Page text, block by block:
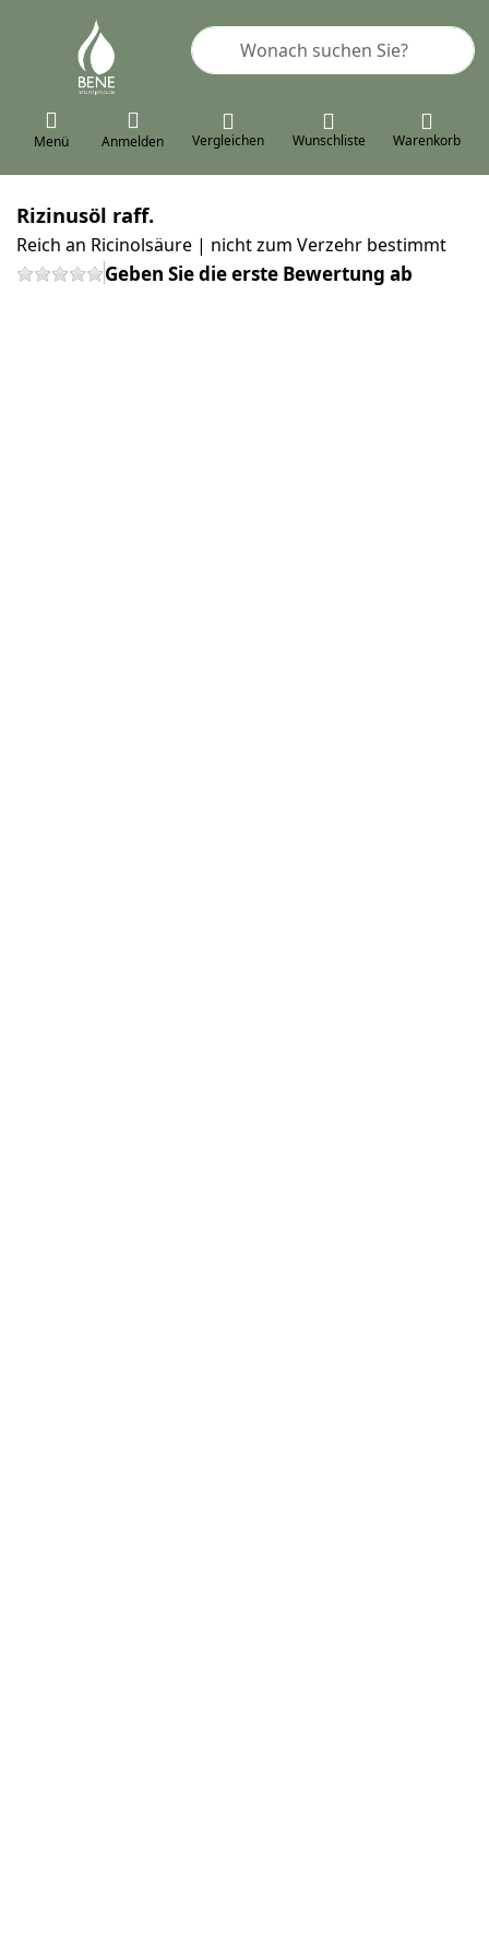
Geben Sie einen Suchbegriff ein.
Menü Anmelden Vergleichen Wunschliste Warenkorb
Rizinusöl raff.
Reich an Ricinolsäure | nicht zum Verzehr bestimmt
Geben Sie die erste Bewertung ab